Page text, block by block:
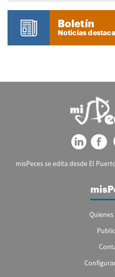
Boletín
Noticias
misPeces se edita desde El